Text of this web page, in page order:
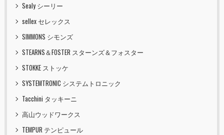
Sealy シーリー
sellex セレックス
SIMMONS シモンズ
STEARNS＆FOSTER スターンズ＆フォスター
STOKKE ストッケ
SYSTEMTRONIC システムトロニック
Tacchini タッキーニ
高山ウッドワークス
TEMPUR テンピュール